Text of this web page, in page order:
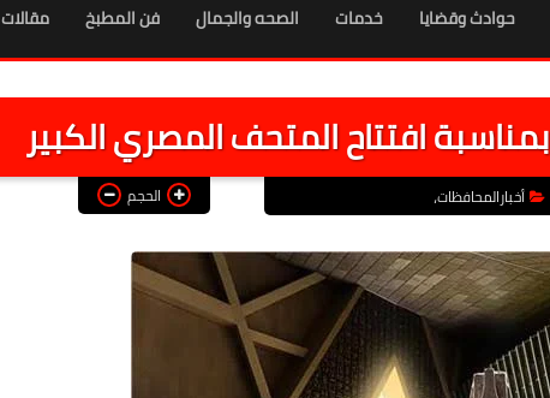
حوادث وقضايا خدمات الصحه والجمال فن المطبخ مقالات
افتتاح المتحف المصري الكبير
أخبارالمحافظات، الحجم